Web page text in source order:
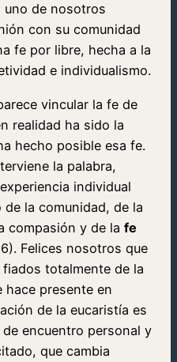
uno de nosotros
con su comunidad
fe por libre, hecha a la
e individualismo.
vincular la fe de
realidad ha sido la
hecho posible esa fe.
la palabra,
individual
la comunidad, de la
compasión y de la fe
Felices nosotros que
totalmente de la
hace presente en
de la eucaristía es
encuentro personal y
que cambia